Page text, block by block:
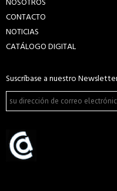
CONTACTO
NOTICIAS
CATÁLOGO DIGITAL
Suscríbase a nuestro